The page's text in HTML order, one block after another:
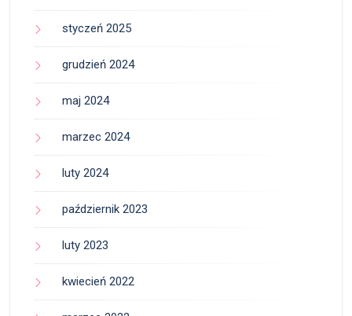
styczeń 2025
grudzień 2024
maj 2024
marzec 2024
luty 2024
październik 2023
luty 2023
kwiecień 2022